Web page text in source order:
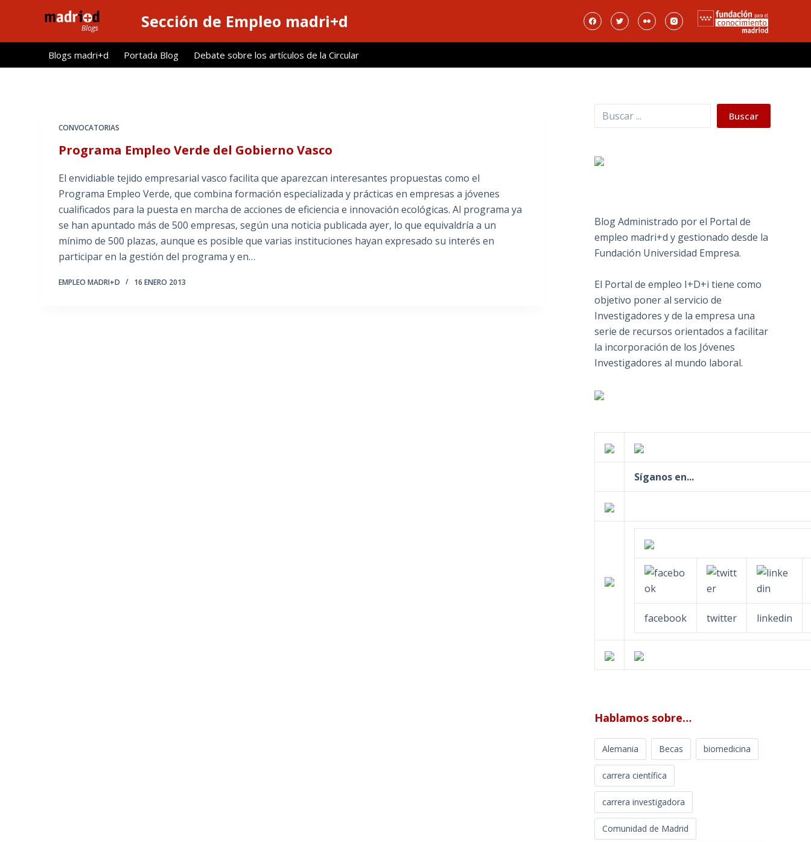
l
Sección de Empleo madri+d
Blogs madri+d Portada Blog Debate sobre los artículos de la Circular
CONVOCATORIAS
Programa Empleo Verde del Gobierno Vasco
El envidiable tejido empresarial vasco facilita que aparezcan interesantes propuestas como el
Programa Empleo Verde, que combina formación especializada y prácticas en empresas a jóvenes
cualificados para la puesta en marcha de acciones de eficiencia e innovación ecológicas. Al programa ya
se han apuntado más de 500 empresas, según una noticia publicada ayer, lo que equivaldría a un
mínimo de 500 plazas, aunque es posible que varias instituciones hayan expresado su interés en
participar en la gestión del programa y en…
EMPLEO MADRI+D 16 ENERO 2013
Buscar Buscar
Blog Administrado por el Portal de
empleo madri+d y gestionado desde la
Fundación Universidad Empresa.
El Portal de empleo I+D+i tiene como
objetivo poner al servicio de
Investigadores y de la empresa una
serie de recursos orientados a facilitar
la incorporación de los Jóvenes
Investigadores al mundo laboral.
Síganos en...
facebook twitter linkedin
Hablamos sobre…
Alemania Becas biomedicina
carrera científica
carrera investigadora
Comunidad de Madrid